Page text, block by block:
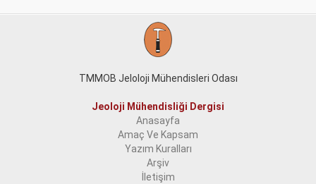
TMMOB Jeloloji Mühendisleri Odası
Jeoloji Mühendisliği Dergisi
Anasayfa
Amaç Ve Kapsam
Yazım Kuralları
Arşiv
İletişim